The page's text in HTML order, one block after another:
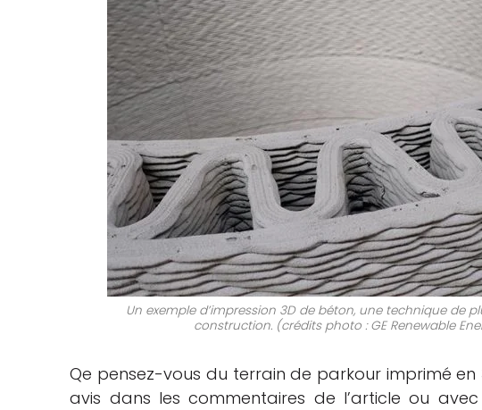
Un exemple d’impression 3D de béton, une technique de
construction. (crédits photo : GE Renewable
Qe pensez-vous du terrain de parkour imprimé
avis dans les commentaires de l’article ou